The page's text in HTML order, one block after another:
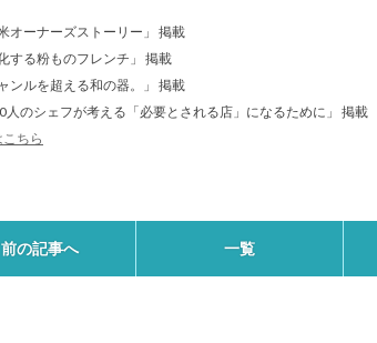
オーナーズストーリー」 掲載
する粉ものフレンチ」 掲載
ンルを超える和の器。」 掲載
人のシェフが考える「必要とされる店」になるために」 掲載
ちら
の記事へ 一覧